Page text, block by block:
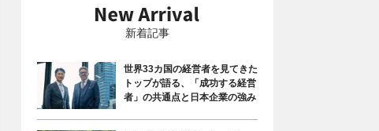
新着記事
世界33カ国の経営者を見てきた
トップが語る、「成功する経営
者」の共通点と日本企業の強み